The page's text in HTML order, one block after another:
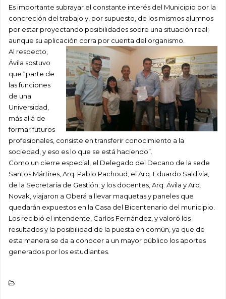
Es importante subrayar el constante interés del Municipio por la
concreción del trabajo y, por supuesto, de los mismos alumnos
por estar proyectando posibilidades sobre una situación real;
aunque su aplicación corra por cuenta del organismo.
Al respecto,
Ávila sostuvo
que “parte de
las funciones
de una
Universidad,
más allá de
formar futuros
profesionales, consiste en transferir conocimiento a la
sociedad, y eso es lo que se está haciendo”.
Como un cierre especial, el Delegado del Decano de la sede
Santos Mártires, Arq. Pablo Pachoud; el Arq. Eduardo Saldivia,
de la Secretaría de Gestión; y los docentes, Arq. Ávila y Arq.
Novak, viajaron a Oberá a llevar maquetas y paneles que
quedarán expuestos en la Casa del Bicentenario del municipio.
Los recibió el intendente, Carlos Fernández, y valoró los
resultados y la posibilidad de la puesta en común, ya que de
esta manera se da a conocer a un mayor público los aportes
generados por los estudiantes.